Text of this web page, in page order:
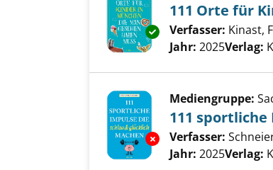
Exemplar-Details von
111 Orte für
Verfasser: Kinast,
Jahr: 2025Verlag:
Exemplar-Details von
Mediengruppe:
111
Verfasser:
Jahr: 2025Verlag: